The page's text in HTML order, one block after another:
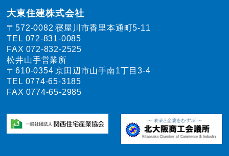
大東住建株式会社
〒572-0082寝屋川市香里本通町5-11
TEL 072-831-0085
FAX 072-832-2525
松井山手営業所
〒610-0354京田辺市山手南1丁目3-4
TEL 0774-65-3185
FAX 0774-65-2985